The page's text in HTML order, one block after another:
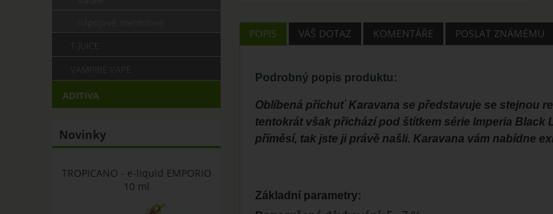
POPIS VÁŠ DOTAZ KOMENTÁŘE POSLAT ZNÁMÉMU
Podrobný popis produktu:
Oblíbená příchuť Karavana se představuje se stejnou
tentokrát však přichází pod štítkem série Imperia
příměsí, tak jste ji právě našli. Karavana vám nabídne
Základní parametry:
T-JUICE
VAMPIRE VAPE
ADITIVA
Novinky
TROPICANO - e-liquid EMPORIO
10 ml